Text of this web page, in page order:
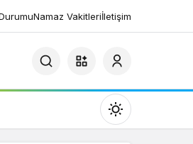
Namaz Vakitleriİletişim
Mod
değiştir